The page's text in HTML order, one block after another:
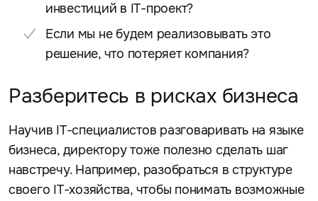
инвестиций в IT-проект?
Если мы не будем реализовывать это
решение, что потеряет компания?
Разберитесь в рисках бизнеса
Научив IT-специалистов разговаривать на языке
бизнеса, директору тоже полезно сделать шаг
навстречу. Например, разобраться в структуре
своего IT-хозяйства, чтобы понимать возможные